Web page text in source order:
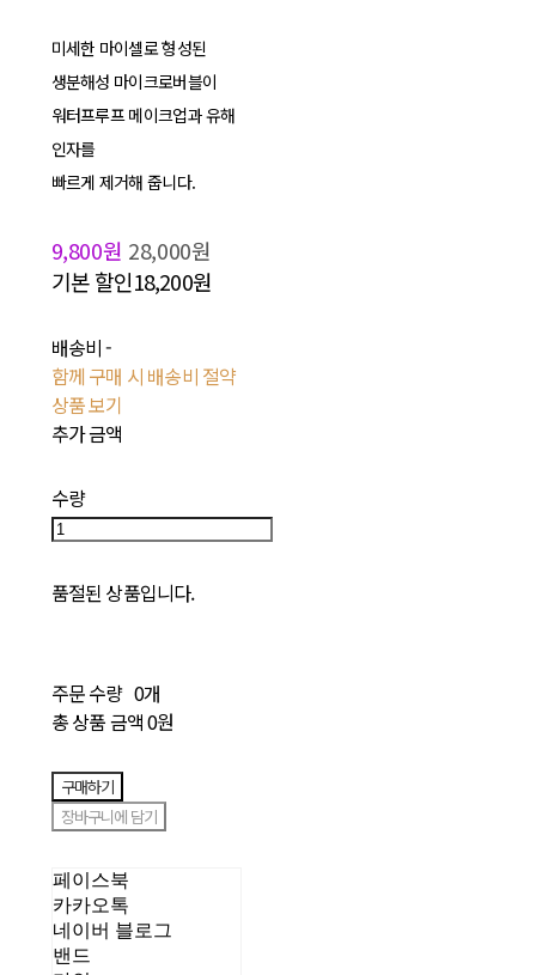
미세한 마이셀로 형성된
생분해성 마이크로버블이
워터프루프 메이크업과 유해
인자를
빠르게 제거해 줍니다.
9,800원 28,000원
기본 할인18,200원
배송비-
함께 구매 시 배송비 절약
상품 보기
추가 금액
수량
품절된 상품입니다.
주문 수량 0개
총 상품 금액0원
구매하기
장바구니에 담기
페이스북
카카오톡
네이버 블로그
밴드